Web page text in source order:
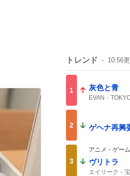
トレンド 10:56
1 灰色と青
EVAN
2 ゲヘナ再興
3
アニメ・ゲーム
ヴリトラ
エイリーク